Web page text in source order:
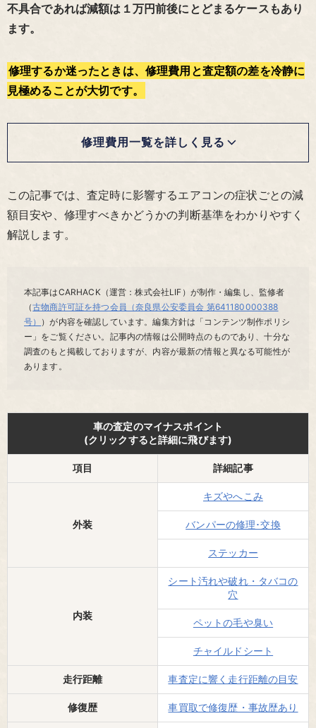
不具合であれば減額は１万円前後にとどまるケースもあり
ます。
修理するか迷ったときは、修理費用と査定額の差を冷静に
見極めることが大切です。
修理費用一覧を詳しく見る
この記事では、査定時に影響するエアコンの症状ごとの減
額目安や、修理すべきかどうかの判断基準をわかりやすく
解説します。
本記事はCARHACK（運営：株式会社LIF）が制作・編集し、監修者
（古物商許可証を持つ会員（奈良県公安委員会 第641180000388
号） ）が内容を確認しています。編集方針は「コンテンツ制作ポリシ
ー」をご覧ください。 記事内の情報は公開時点のものであり、十分な
調査のもと掲載しておりますが、内容が最新の情報と異なる可能性が
あります。
車の査定のマイナスポイント
(クリックすると詳細に飛びます)
項目 詳細記事
外装
キズやへこみ
バンパーの修理･交換
ステッカー
内装
シート汚れや破れ・タバコの
穴
ペットの毛や臭い
チャイルドシート
走行距離 車査定に響く走行距離の目安
修復歴 車買取で修復歴・事故歴あり